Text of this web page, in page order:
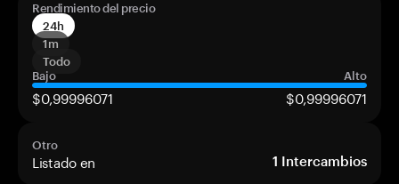
Rendimiento del precio
24h
1m
Todo
Bajo
Alto
$0,99996071 $0,99996071
Otro
Listado en 1 Intercambios